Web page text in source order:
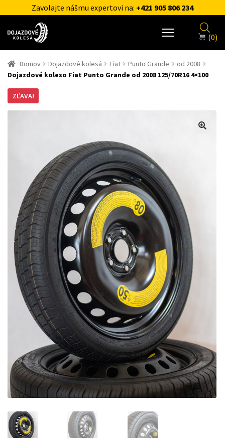
Zavolajte nášmu expertovi na: +421 905 806 234
(0)
Domov Dojazdové kolesá Fiat Punto Grande
od 2008
Dojazdové koleso Fiat Punto Grande od 2008 125/70R16 4×100
ZĽAVA!